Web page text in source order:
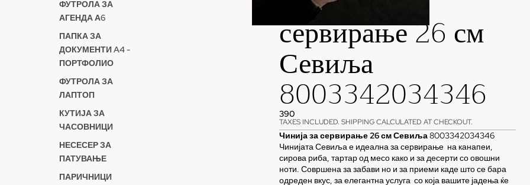
ФУТРОЛА ЗА
АГЕНДА А6
ПАПКА ЗА
ДОКУМЕНТИ A4 -
ПОРТФОЛИО
ФУТРОЛА ЗА
ЛАПТОП
КУТИЈА ЗА
ЧАСОВНИЦИ
НЕСЕСЕР ЗА
ПАТУВАЊЕ
ПАРИЧНИЦИ
сервирање 26 см
Севиља
8003342034346
390
TAXES INCLUDED. SHIPPING CALCULATED AT CHECKOUT.
Чинија за сервирање 26 см Севиља8003342034346
Чинијата Севиља е идеална за сервирање на канапеи,
сирова риба, тартар од месо како и за десерти со овошни
ноти. Совршена за забави но и за приеми каде што се бара
одреден вкус, за елегантна услуга со која вашите јадења ќе